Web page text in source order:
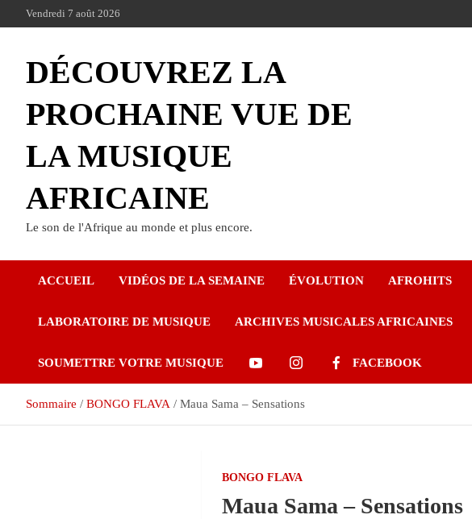
Vendredi 7 août 2026
DÉCOUVREZ LA
PROCHAINE VUE DE
LA MUSIQUE
AFRICAINE
Le son de l'Afrique au monde et plus encore.
ACCUEIL VIDÉOS DE LA SEMAINE ÉVOLUTION AFROHITS
LABORATOIRE DE MUSIQUE ARCHIVES MUSICALES AFRICAINES
SOUMETTRE VOTRE MUSIQUE FACEBOOK
Sommaire BONGO FLAVA Maua Sama – Sensations
BONGO FLAVA
Maua Sama – Sensations